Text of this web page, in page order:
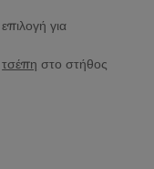
για
τσέπη στο στήθος